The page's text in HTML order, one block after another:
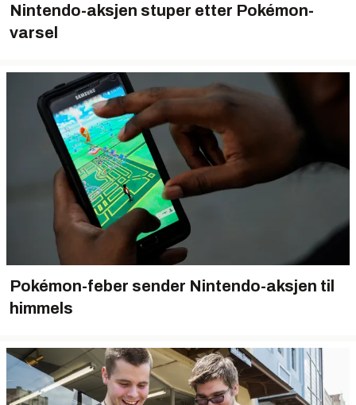
Nintendo-aksjen stuper etter Pokémon-
varsel
Pokémon-feber sender Nintendo-aksjen til
himmels